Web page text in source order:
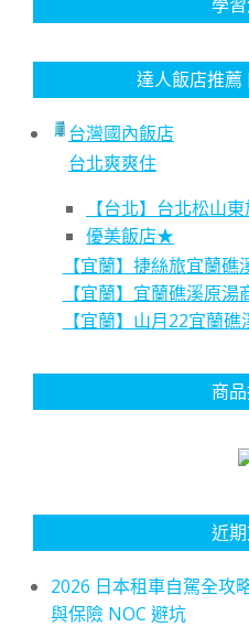
達人飯店推
台灣國內飯店
台北爽爽住
【台北】台北松山
優美飯店★
【宜蘭】捷絲旅宜蘭礁
【宜蘭】宜蘭礁溪原
【宜蘭】山月22宜蘭
商
近
2026 日本租車自駕全攻
與保險 NOC 避坑